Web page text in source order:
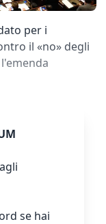
per i
il «no» degli
se hai